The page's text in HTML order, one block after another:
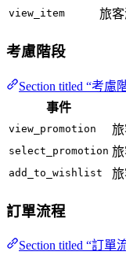
view_item 旅
考慮階段
Section titled “考慮
事件
view_promotion
select_promotion
add_to_wishlist
訂單流程
Section titled “訂單